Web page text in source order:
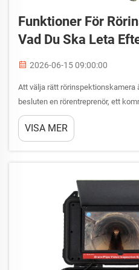
Funktioner För
Vad Du Ska Leta
2026-06-15 09:00:00
Att välja rätt rörinspektionskamera
besluten en rörentreprenör, ett
anläggningsskötare kan fatta.
system, från enkla handhållna
VISA MER